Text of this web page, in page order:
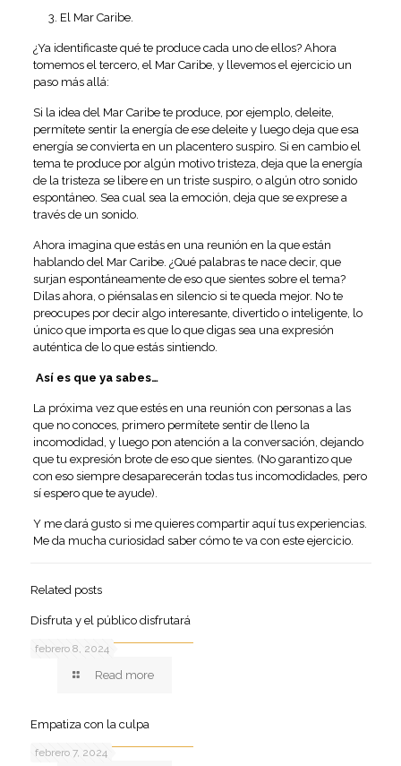
El Mar Caribe.
¿Ya identificaste qué te produce cada uno de ellos? Ahora
tomemos el tercero, el Mar Caribe, y llevemos el ejercicio un
paso más allá:
Si la idea del Mar Caribe te produce, por ejemplo, deleite,
permítete sentir la energía de ese deleite y luego deja que esa
energía se convierta en un placentero suspiro. Si en cambio el
tema te produce por algún motivo tristeza, deja que la energía
de la tristeza se libere en un triste suspiro, o algún otro sonido
espontáneo. Sea cual sea la emoción, deja que se exprese a
través de un sonido.
Ahora imagina que estás en una reunión en la que están
hablando del Mar Caribe. ¿Qué palabras te nace decir, que
surjan espontáneamente de eso que sientes sobre el tema?
Dilas ahora, o piénsalas en silencio si te queda mejor. No te
preocupes por decir algo interesante, divertido o inteligente, lo
único que importa es que lo que digas sea una expresión
auténtica de lo que estás sintiendo.
Así es que ya sabes…
La próxima vez que estés en una reunión con personas a las
que no conoces, primero permítete sentir de lleno la
incomodidad, y luego pon atención a la conversación, dejando
que tu expresión brote de eso que sientes. (No garantizo que
con eso siempre desaparecerán todas tus incomodidades, pero
sí espero que te ayude).
Y me dará gusto si me quieres compartir aquí tus experiencias.
Me da mucha curiosidad saber cómo te va con este ejercicio.
Related posts
febrero 8, 2024
Disfruta y el público disfrutará
Read more
febrero 7, 2024
Empatiza con la culpa